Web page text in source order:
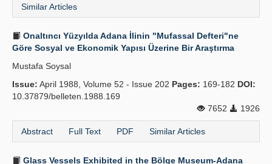
Similar Articles
Onaltıncı Yüzyılda Adana İlinin "Mufassal Defteri"ne
Göre Sosyal ve Ekonomik Yapısı Üzerine Bir Araştırma
Mustafa Soysal
Issue: April 1988, Volume 52 - Issue 202 Pages: 169-182 DOI:
10.37879/belleten.1988.169
7652
1926
Abstract Full Text PDF Similar Articles
Glass Vessels Exhibited in the Bölge Museum-Adana